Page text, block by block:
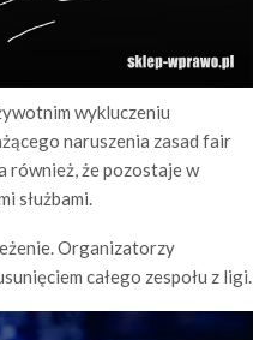
wykluczeniu
naruszenia zasad fair
również, że pozostaje w
służbami.
Organizatorzy
całego zespołu z ligi.